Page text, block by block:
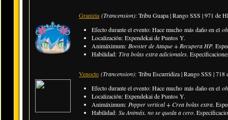
Granizia (Trancension): Tribu Guapa | Rango SSS | 971 de
Efecto durante el evento:Hace mucho más daño en el
Localización: Expendekai de Puntos Y.
Animáximum: Booster de Ataque + Recupera HP.
Habilidad: Tira bolas extra adicionales.
Venocto (Trancension): Tribu Escurridiza | Rango SSS | 718
Efecto durante el evento:Hace mucho más daño en el
Localización: Expendekai de Puntos Y.
Animáximum: Popper vertical + Crea bolas extra.
Habilidad: Su Animáx. no se queda a cero.